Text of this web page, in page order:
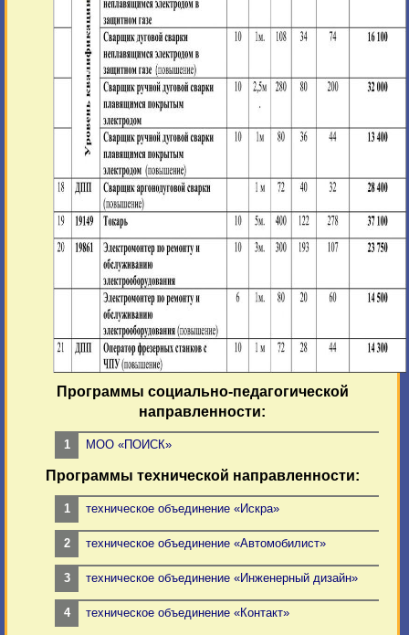
Программы социально-педагогической
направленности:
МОО «ПОИСК»
Программы технической направленности:
техническое объединение «Искра»
техническое объединение «Автомобилист»
техническое объединение «Инженерный дизайн»
техническое объединение «Контакт»